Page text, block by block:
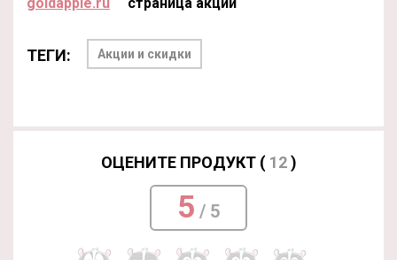
goldapple.ru страница акции
ТЕГИ: Акции и скидки
ОЦЕНИТЕ ПРОДУКТ ( 12)
5 / 5